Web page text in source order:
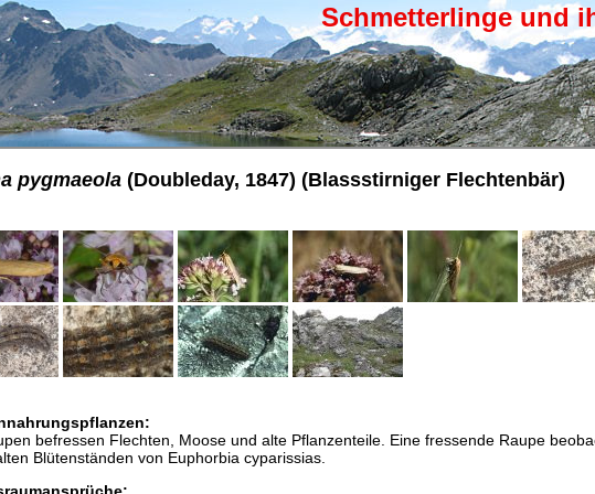
Schmetterlinge und
pygmaeola(Doubleday, 1847) (Blassstirniger Flechtenbär)
befressen Flechten, Moose und alte Pflanzenteile. Eine fressende Raupe
Blütenständen von Euphorbia cyparissias.